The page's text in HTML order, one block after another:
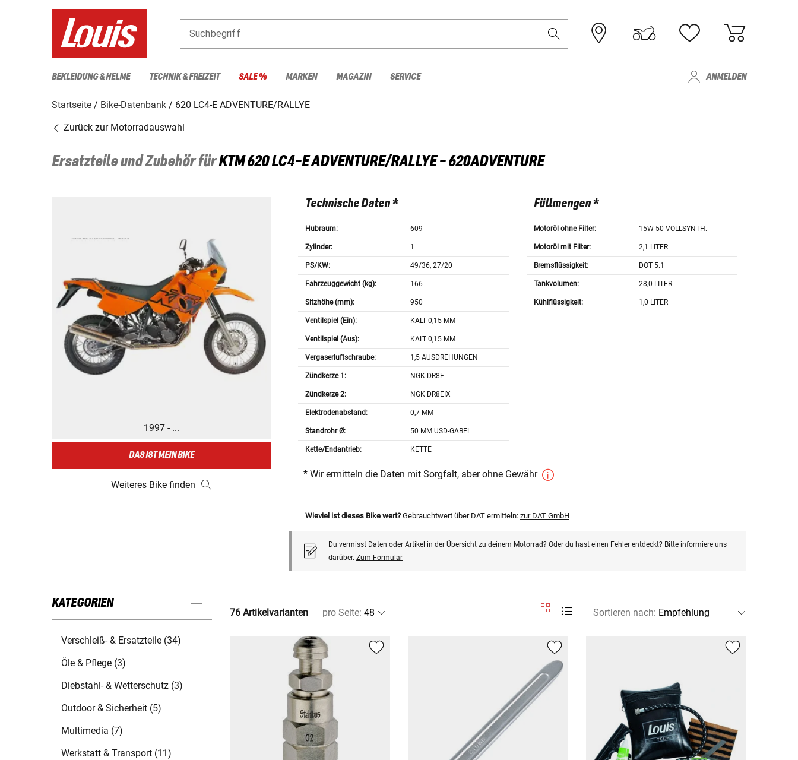
Suchbegriff
BEKLEIDUNG & HELME TECHNIK & FREIZEIT SALE % MARKEN MAGAZIN SERVICE ANMELDEN
Startseite Bike-Datenbank
620 LC4-E ADVENTURE/RALLYE
Zurück zur Motorradauswahl
Ersatzteile und Zubehör fürKTM620 LC4-E ADVENTURE/RALLYE - 620ADVENTURE
1997 - ...
DAS IST MEIN BIKE
Weiteres Bike finden
Technische Daten *
Hubraum: 609
Zylinder: 1
PS/KW: 49/36, 27/20
Fahrzeuggewicht (kg): 166
Sitzhöhe (mm): 950
Ventilspiel (Ein): KALT 0,15 MM
Ventilspiel (Aus): KALT 0,15 MM
Vergaserluftschraube: 1,5 AUSDREHUNGEN
Zündkerze 1: NGK DR8E
Zündkerze 2: NGK DR8EIX
Elektrodenabstand: 0,7 MM
Standrohr Ø: 50 MM USD-GABEL
Kette/Endantrieb: KETTE
Füllmengen *
Motoröl ohne Filter: 15W-50 VOLLSYNTH.
Motoröl mit Filter: 2,1 LITER
Bremsflüssigkeit: DOT 5.1
Tankvolumen: 28,0 LITER
Kühlflüssigkeit: 1,0 LITER
* Wir ermitteln die Daten mit Sorgfalt, aber ohne Gewähr
Wieviel ist dieses Bike wert? Gebrauchtwert über DAT ermitteln: zur DAT GmbH
Du vermisst Daten oder Artikel in der Übersicht zu deinem Motorrad? Oder du hast einen Fehler entdeckt? Bitte informiere uns
darüber. Zum Formular
KATEGORIEN
Verschleiß- & Ersatzteile (34)
Öle & Pflege (3)
Diebstahl- & Wetterschutz (3)
Outdoor & Sicherheit (5)
Multimedia (7)
Werkstatt & Transport (11)
76 Artikelvarianten pro Seite: Sortieren nach: